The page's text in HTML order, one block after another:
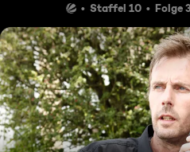
Staffel 10 Folge